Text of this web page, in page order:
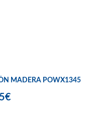
MADERA POWX1345